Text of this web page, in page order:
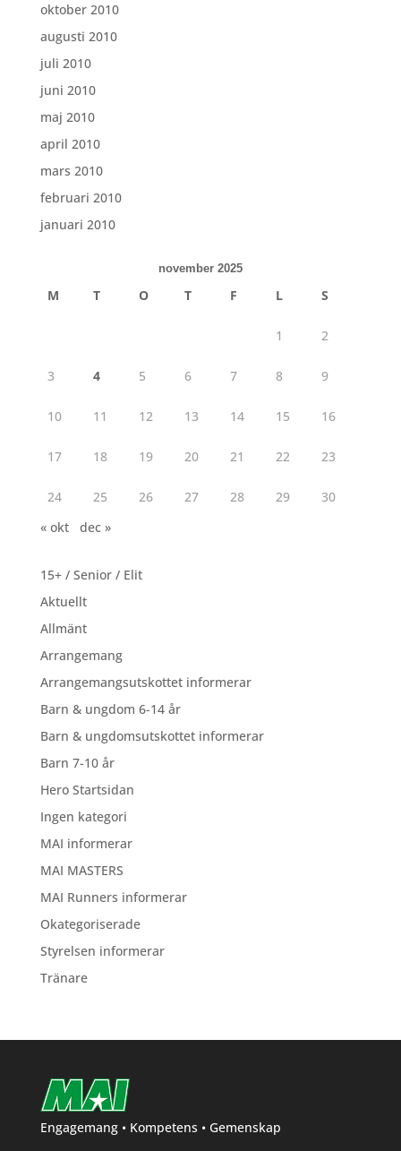
oktober 2010
augusti 2010
juli 2010
juni 2010
maj 2010
april 2010
mars 2010
februari 2010
januari 2010
november 2025
M T O T F L S
1 2
3 4 5 6 7 8 9
10 11 12 13 14 15 16
17 18 19 20 21 22 23
24 25 26 27 28 29
30
« okt
dec »
15+ / Senior / Elit
Aktuellt
Allmänt
Arrangemang
Arrangemangsutskottet informerar
Barn & ungdom 6-14 år
Barn & ungdomsutskottet informerar
Barn 7-10 år
Hero Startsidan
Ingen kategori
MAI informerar
MAI MASTERS
MAI Runners informerar
Okategoriserade
Styrelsen informerar
Tränare
Engagemang • Kompetens • Gemenskap